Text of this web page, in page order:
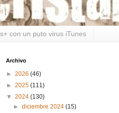
con un puto virus iTunes
Archivo
► 2026 (46)
► 2025 (111)
▼ 2024 (130)
►diciembre 2024(15)